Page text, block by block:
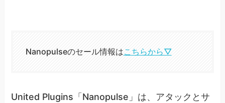
Nanopulseのセール情報はこちらから▽
United Plugins「Nanopulse」は、アタックとサ